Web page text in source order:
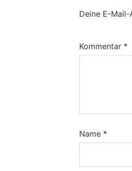
Deine E-
Kommentar *
Name *